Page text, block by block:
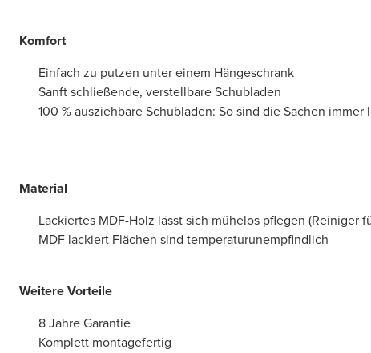
Komfort
Einfach zu putzen unter einem Hängeschrank
Sanft schließende, verstellbare Schubladen
100 % ausziehbare Schubladen: So sind die Sachen immer
Material
Lackiertes MDF-Holz lässt sich mühelos pflegen (Reiniger
MDF lackiert Flächen sind temperaturunempfindlich
Weitere Vorteile
8 Jahre Garantie
Komplett montagefertig